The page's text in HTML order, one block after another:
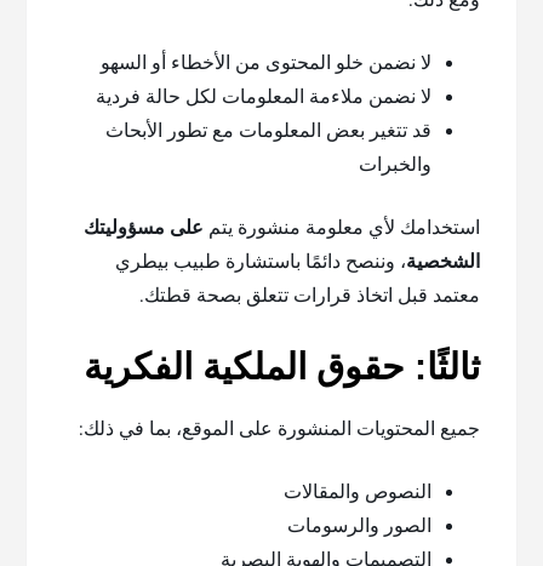
لا نضمن خلو المحتوى من الأخطاء أو السهو
لا نضمن ملاءمة المعلومات لكل حالة فردية
قد تتغير بعض المعلومات مع تطور الأبحاث
والخبرات
استخدامك لأي معلومة منشورة يتم على مسؤوليتك
الشخصية، وننصح دائمًا باستشارة طبيب بيطري
معتمد قبل اتخاذ قرارات تتعلق بصحة قطتك.
ثالثًا: حقوق الملكية الفكرية
جميع المحتويات المنشورة على الموقع، بما في ذلك:
النصوص والمقالات
الصور والرسومات
التصميمات والهوية البصرية